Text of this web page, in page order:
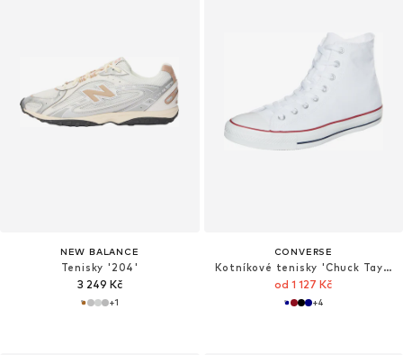
NEW BALANCE
Tenisky '204'
3 249 Kč
+1
CONVERSE
Kotníkové tenisky 'Chuck Taylor All Star Classic'
od 1 127 Kč
+4